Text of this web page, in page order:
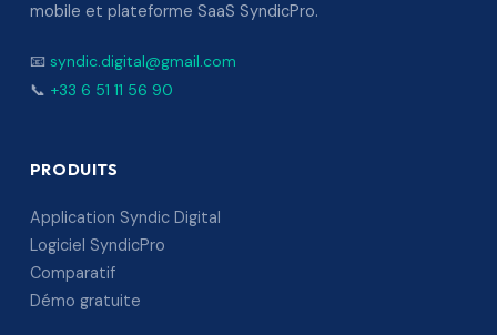
mobile et plateforme SaaS SyndicPro.
📧 syndic.digital@gmail.com
📞 +33 6 51 11 56 90
PRODUITS
Application Syndic Digital
Logiciel SyndicPro
Comparatif
Démo gratuite